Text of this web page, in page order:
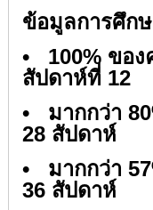
ข้อมูลการศึก
• 100% ขอ
สัปดาห์ที่ 12⁣⁣
• มากกว่า
28 สัปดาห์⁣⁣
• มากกว่า
36 สัปดาห์⁣⁣